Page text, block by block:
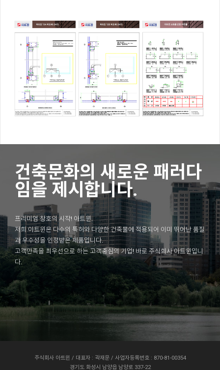
건축문화의 새로운 패러다
임을 제시합니다.
프리미엄 창호의 시작! 아트윈.
저희 아트윈은 다수의 특허와 다양한 건축물에 적용되어 이미 뛰어난 품질
과 우수성을 인정받은 제품입니다.
고객만족을 최우선으로 하는 고객중심의 기업! 바로 주식회사 아트윈입니
다.
주식회사 아트윈 / 대표자 : 곽재문 / 사업자등록번호 : 870-81-00354
경기도 화성시 남양읍 남양로 337-22